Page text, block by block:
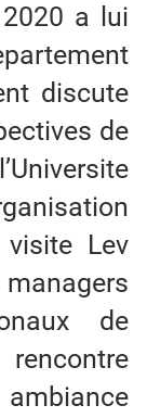
a lui
discute
de
Lev
managers
de
rencontre